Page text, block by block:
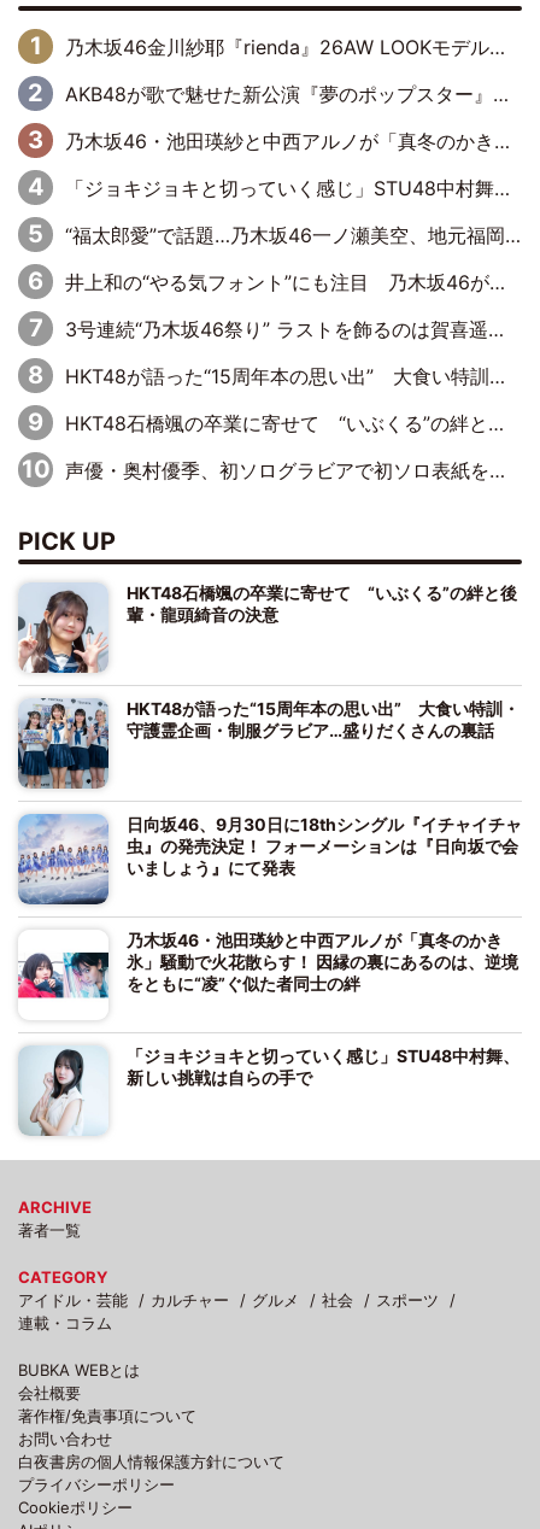
乃木坂46金川紗耶『rienda』26AW LOOKモデルに就任
AKB48が歌で魅せた新公演『夢のポップスター』 初日から全身全霊のステージ
乃木坂46・池田瑛紗と中西アルノが「真冬のかき氷」騒動で火花散らす！ 因縁の裏にあるのは、逆境をともに“凌”ぐ似た者同士の絆
「ジョキジョキと切っていく感じ」STU48中村舞、新しい挑戦は自らの手で
“福太郎愛”で話題…乃木坂46一ノ瀬美空、地元福岡『めんべい25周年トップサポーター』に就任
井上和の“やる気フォント”にも注目 乃木坂46が挑んだ書道パフォーマンスの舞台裏
3号連続“乃木坂46祭り” ラストを飾るのは賀喜遥香…5年ぶりの登場に「5年分大人になった私を見ていただけたら」
HKT48が語った“15周年本の思い出” 大食い特訓・守護霊企画・制服グラビア…盛りだくさんの裏話
HKT48石橋颯の卒業に寄せて “いぶくる”の絆と後輩・龍頭綺音の決意
声優・奥村優季、初ソログラビアで初ソロ表紙を飾る！ 初めて見せる表情や、声優を志したきっかけなどを語った必読のインタビューを掲載
PICK UP
HKT48石橋颯の卒業に寄せて “いぶくる”の絆と後
輩・龍頭綺音の決意
HKT48が語った“15周年本の思い出” 大食い特訓・
守護霊企画・制服グラビア…盛りだくさんの裏話
日向坂46、9月30日に18thシングル『イチャイチャ
虫』の発売決定！ フォーメーションは『日向坂で会
いましょう』にて発表
乃木坂46・池田瑛紗と中西アルノが「真冬のかき
氷」騒動で火花散らす！ 因縁の裏にあるのは、逆境
をともに“凌”ぐ似た者同士の絆
「ジョキジョキと切っていく感じ」STU48中村舞、
新しい挑戦は自らの手で
ARCHIVE
著者一覧
CATEGORY
アイドル・芸能
カルチャー グルメ 社会
スポーツ
連載・コラム
BUBKA WEBとは
会社概要
著作権/免責事項について
お問い合わせ
白夜書房の個人情報保護方針について
プライバシーポリシー
Cookieポリシー